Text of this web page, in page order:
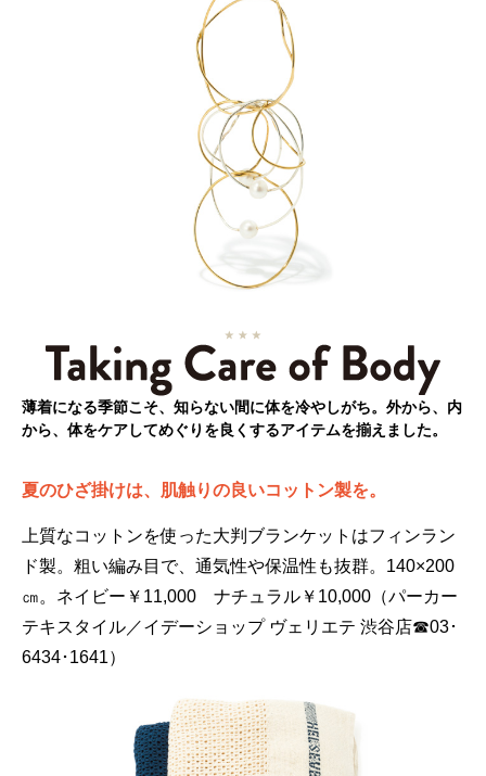
薄着になる季節こそ、知らない間に体を冷やしがち。外から、内
から、体をケアしてめぐりを良くするアイテムを揃えました。
夏のひざ掛けは、肌触りの良いコットン製を。
上質なコットンを使った大判ブランケットはフィンラン
ド製。粗い編み目で、通気性や保温性も抜群。140×200
㎝。ネイビー￥11,000 ナチュラル￥10,000（パーカー
テキスタイル／イデーショップ ヴェリエテ 渋谷店☎03･
6434･1641）